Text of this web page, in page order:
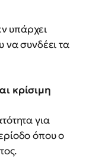
υπάρχει
να συνδέει τα
κρίσιμη
για
όπου ο